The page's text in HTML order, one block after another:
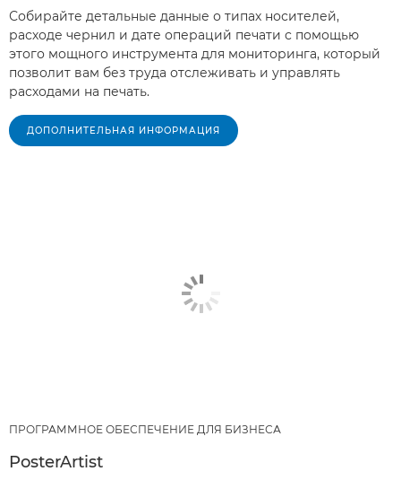
Собирайте детальные данные о типах носителей,
расходе чернил и дате операций печати с помощью
этого мощного инструмента для мониторинга, который
позволит вам без труда отслеживать и управлять
расходами на печать.
ДОПОЛНИТЕЛЬНАЯ ИНФОРМАЦИЯ
ПРОГРАММНОЕ ОБЕСПЕЧЕНИЕ ДЛЯ БИЗНЕСА
PosterArtist